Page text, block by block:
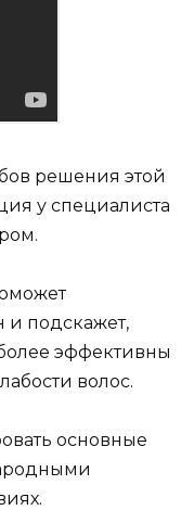
решения этой
у специалиста
и подскажет,
эффективны
волос.
основные